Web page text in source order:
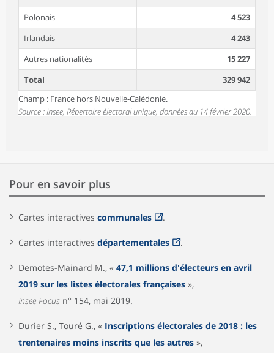
Polonais
4 523
Irlandais
4 243
Autres nationalités
15 227
Total
329 942
Champ : France hors Nouvelle-Calédonie.
Source : Insee, Répertoire électoral unique, données au 14 février 2020.
Pour en savoir plus
Cartes interactives communales .
Cartes interactives départementales .
Demotes-Mainard M., « 47,1 millions d'électeurs en avril
2019 sur les listes électorales françaises »,
Insee Focus n° 154, mai 2019.
Durier S., Touré G., « Inscriptions électorales de 2018 : les
trentenaires moins inscrits que les autres »,